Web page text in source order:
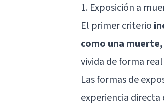
1. Exposición a
El primer criterio
como una
vivida de forma
Las formas de
experiencia